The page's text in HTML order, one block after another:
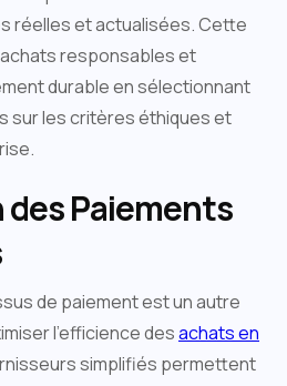
réelles et actualisées. Cette
responsables et
durable en sélectionnant
sur les critères éthiques et
Paiements
de paiement est un autre
l'efficience desachats en
simplifiés permettent